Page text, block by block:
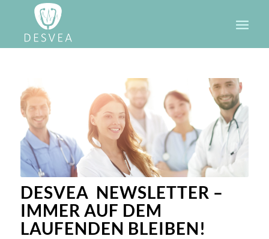
DESVEA NEWSLETTER –
IMMER AUF DEM
LAUFENDEN BLEIBEN!